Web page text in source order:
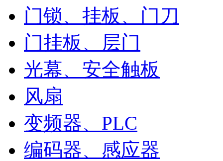
门锁、挂板、门刀
门挂板、层门
光幕、安全触板
风扇
变频器、PLC
编码器、感应器